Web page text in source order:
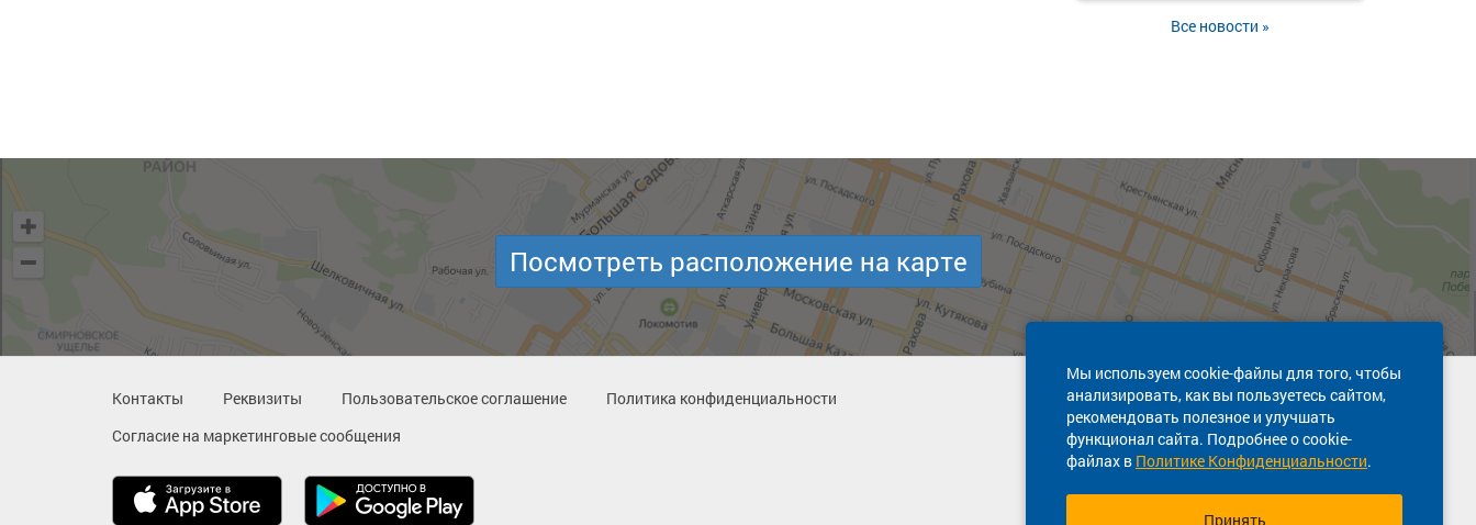
Все новости »
Мы используем cookie-файлы для того, чтобы
анализировать, как вы пользуетесь сайтом,
рекомендовать полезное и улучшать
функционал сайта. Подробнее о cookie-
файлах в Политике Конфиденциальности.
Принять
Посмотреть расположение на карте
Контакты Реквизиты Пользовательское соглашение
Политика конфиденциальности
Согласие на маркетинговые сообщения
Техническая поддержка сайта
8 800 600-03-38